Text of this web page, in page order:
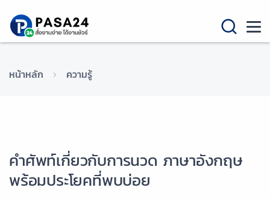
หน้าหลัก ความรู้
คำศัพท์เกี่ยวกับการนวด ภาษาอังกฤษ
พร้อมประโยคที่พบบ่อย